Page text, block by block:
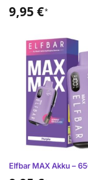
9,95 €*
Elfbar MAX Akku –